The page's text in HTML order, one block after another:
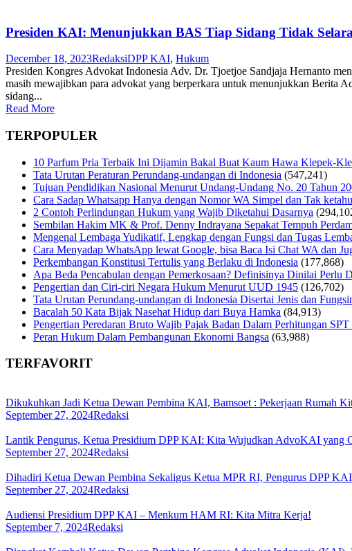
Presiden KAI: Menunjukkan BAS Tiap Sidang Tidak
December 18, 2023RedaksiDPP KAI, Hukum
Presiden Kongres Advokat Indonesia Adv. Dr. Tjoetjoe Sandjaja Hernanto
masih mewajibkan para advokat yang berperkara untuk menunjukkan Berita
sidang...
Read More
TERPOPULER
10 Parfum Pria Terbaik Ini Dijamin Bakal Buat Kaum Hawa Klepek-
Tata Urutan Peraturan Perundang-undangan di Indonesia (547,241)
Tujuan Pendidikan Nasional Menurut Undang-Undang No. 20 Tahun
Cara Sadap Whatsapp Hanya dengan Nomor WA Simpel dan Tak
2 Contoh Perlindungan Hukum yang Wajib Diketahui Dasarnya
Sembilan Hakim MK & Prof. Denny Indrayana Sepakat Tempuh
Mengenal Lembaga Yudikatif, Lengkap dengan Fungsi dan Tugas
Cara Menyadap WhatsApp lewat Google, bisa Baca Isi Chat WA dan
Perkembangan Konstitusi Tertulis yang Berlaku di Indonesia (177,868)
Apa Beda Pencabulan dengan Pemerkosaan? Definisinya Dinilai Perlu
Pengertian dan Ciri-ciri Negara Hukum Menurut UUD 1945 (126,702)
Tata Urutan Perundang-undangan di Indonesia Disertai Jenis dan
Bacalah 50 Kata Bijak Nasehat Hidup dari Buya Hamka (84,913)
Pengertian Peredaran Bruto Wajib Pajak Badan Dalam Perhitungan SPT
Peran Hukum Dalam Pembangunan Ekonomi Bangsa (63,988)
TERFAVORIT
Dikukuhkan Jadi Ketua Dewan Pembina KAI, Bamsoet : Pekerjaan Rumah
September 27, 2024Redaksi
Lantik Pengurus, Ketua Presidium DPP KAI: Kita Wujudkan AdvoKAI yang
September 27, 2024Redaksi
Dihadiri Ketua Dewan Pembina Sekaligus Ketua MPR RI, Pengurus DPP
September 27, 2024Redaksi
Audiensi Presidium DPP KAI – Menkum HAM RI: Kita Mitra Kerja!
September 7, 2024Redaksi